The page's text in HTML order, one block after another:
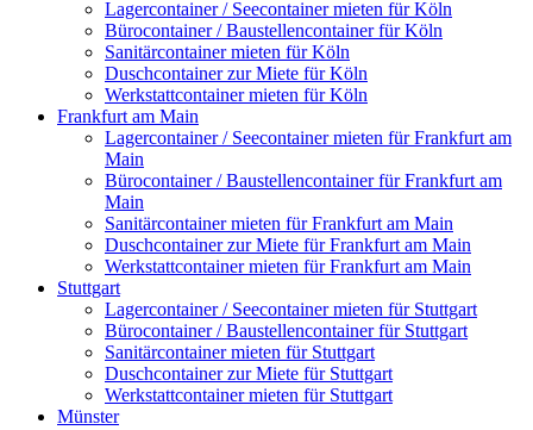
Lagercontainer / Seecontainer mieten für Köln
Bürocontainer / Baustellencontainer für Köln
Sanitärcontainer mieten für Köln
Duschcontainer zur Miete für Köln
Werkstattcontainer mieten für Köln
Frankfurt am Main
Lagercontainer / Seecontainer mieten für Frankfurt am
Main
Bürocontainer / Baustellencontainer für Frankfurt am
Main
Sanitärcontainer mieten für Frankfurt am Main
Duschcontainer zur Miete für Frankfurt am Main
Werkstattcontainer mieten für Frankfurt am Main
Stuttgart
Lagercontainer / Seecontainer mieten für Stuttgart
Bürocontainer / Baustellencontainer für Stuttgart
Sanitärcontainer mieten für Stuttgart
Duschcontainer zur Miete für Stuttgart
Werkstattcontainer mieten für Stuttgart
Münster